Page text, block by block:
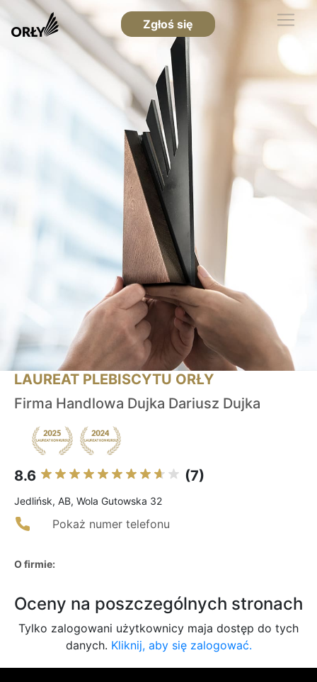
Zgłoś się
LAUREAT PLEBISCYTU ORŁY
Firma Handlowa Dujka Dariusz Dujka
8.6 (7)
Jedlińsk, AB, Wola Gutowska 32
Pokaż numer telefonu
O firmie:
Oceny na poszczególnych stronach
Tylko zalogowani użytkownicy maja dostęp do tych
danych. Kliknij, aby się zalogować.